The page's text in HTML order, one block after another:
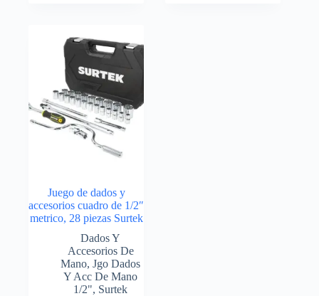
Juego de dados y
accesorios cuadro de 1/2″
metrico, 28 piezas Surtek
Dados Y
Accesorios De
Mano,Jgo Dados
Y Acc De Mano
1/2", Surtek